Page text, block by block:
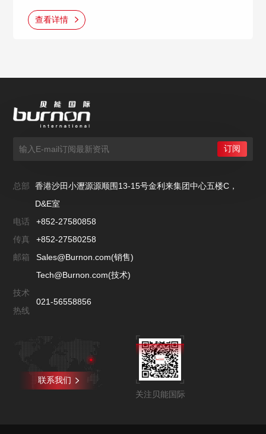
查看详情
总部
香港沙田小瀝源源顺围13-15号金利来集团中心五楼C，
D&E室
电话
+852-27580858
传真
+852-27580258
邮箱
Sales@Burnon.com(销售)
Tech@Burnon.com(技术)
技术
热线
021-56558856
联系我们
关注贝能国际